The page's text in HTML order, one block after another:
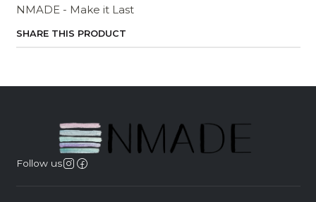
NMADE - Make it Last
SHARE THIS PRODUCT
Follow us